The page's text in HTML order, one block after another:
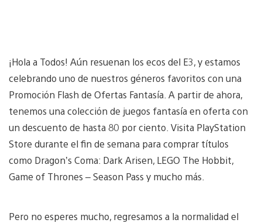
¡Hola a Todos! Aún resuenan los ecos del E3, y estamos
celebrando uno de nuestros géneros favoritos con una
Promoción Flash de Ofertas Fantasía. A partir de ahora,
tenemos una colección de juegos fantasía en oferta con
un descuento de hasta 80 por ciento. Visita PlayStation
Store durante el fin de semana para comprar títulos
como Dragon’s Coma: Dark Arisen, LEGO The Hobbit,
Game of Thrones – Season Pass y mucho más.
Pero no esperes mucho, regresamos a la normalidad el